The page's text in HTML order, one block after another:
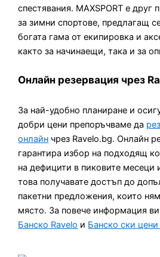
спестявания. MAXSPORT е друг
за зимни спортове, предлагащ
богата гама от екипировка и
както за начинаещи, така и за
Онлайн резервация чрез
За най-удобно планиране и
добри цени препоръчваме да
онлайн чрез Ravelo.bg. Онлайн
гарантира избор на подходящ
на дефицити в пиковите месеци
това получавате достъп до
пакетни предложения, които
място. За повече информация
Банско Ravelo и Банско ски